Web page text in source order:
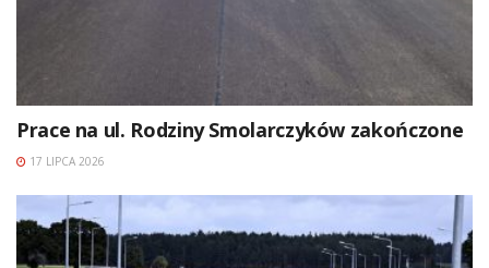
Prace na ul. Rodziny Smolarczyków zakończone
17 LIPCA 2026